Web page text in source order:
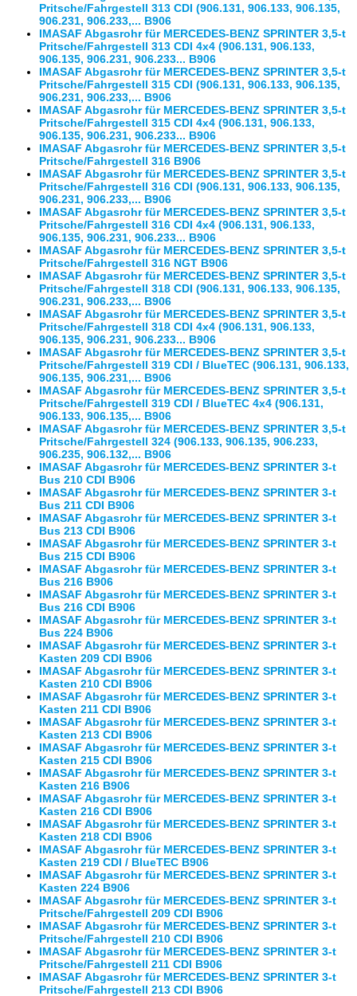
Pritsche/Fahrgestell 313 CDI (906.131, 906.133, 906.135,
906.231, 906.233,... B906
IMASAF Abgasrohr für MERCEDES-BENZ SPRINTER 3,5-t
Pritsche/Fahrgestell 313 CDI 4x4 (906.131, 906.133,
906.135, 906.231, 906.233... B906
IMASAF Abgasrohr für MERCEDES-BENZ SPRINTER 3,5-t
Pritsche/Fahrgestell 315 CDI (906.131, 906.133, 906.135,
906.231, 906.233,... B906
IMASAF Abgasrohr für MERCEDES-BENZ SPRINTER 3,5-t
Pritsche/Fahrgestell 315 CDI 4x4 (906.131, 906.133,
906.135, 906.231, 906.233... B906
IMASAF Abgasrohr für MERCEDES-BENZ SPRINTER 3,5-t
Pritsche/Fahrgestell 316 B906
IMASAF Abgasrohr für MERCEDES-BENZ SPRINTER 3,5-t
Pritsche/Fahrgestell 316 CDI (906.131, 906.133, 906.135,
906.231, 906.233,... B906
IMASAF Abgasrohr für MERCEDES-BENZ SPRINTER 3,5-t
Pritsche/Fahrgestell 316 CDI 4x4 (906.131, 906.133,
906.135, 906.231, 906.233... B906
IMASAF Abgasrohr für MERCEDES-BENZ SPRINTER 3,5-t
Pritsche/Fahrgestell 316 NGT B906
IMASAF Abgasrohr für MERCEDES-BENZ SPRINTER 3,5-t
Pritsche/Fahrgestell 318 CDI (906.131, 906.133, 906.135,
906.231, 906.233,... B906
IMASAF Abgasrohr für MERCEDES-BENZ SPRINTER 3,5-t
Pritsche/Fahrgestell 318 CDI 4x4 (906.131, 906.133,
906.135, 906.231, 906.233... B906
IMASAF Abgasrohr für MERCEDES-BENZ SPRINTER 3,5-t
Pritsche/Fahrgestell 319 CDI / BlueTEC (906.131, 906.133,
906.135, 906.231,... B906
IMASAF Abgasrohr für MERCEDES-BENZ SPRINTER 3,5-t
Pritsche/Fahrgestell 319 CDI / BlueTEC 4x4 (906.131,
906.133, 906.135,... B906
IMASAF Abgasrohr für MERCEDES-BENZ SPRINTER 3,5-t
Pritsche/Fahrgestell 324 (906.133, 906.135, 906.233,
906.235, 906.132,... B906
IMASAF Abgasrohr für MERCEDES-BENZ SPRINTER 3-t
Bus 210 CDI B906
IMASAF Abgasrohr für MERCEDES-BENZ SPRINTER 3-t
Bus 211 CDI B906
IMASAF Abgasrohr für MERCEDES-BENZ SPRINTER 3-t
Bus 213 CDI B906
IMASAF Abgasrohr für MERCEDES-BENZ SPRINTER 3-t
Bus 215 CDI B906
IMASAF Abgasrohr für MERCEDES-BENZ SPRINTER 3-t
Bus 216 B906
IMASAF Abgasrohr für MERCEDES-BENZ SPRINTER 3-t
Bus 216 CDI B906
IMASAF Abgasrohr für MERCEDES-BENZ SPRINTER 3-t
Bus 224 B906
IMASAF Abgasrohr für MERCEDES-BENZ SPRINTER 3-t
Kasten 209 CDI B906
IMASAF Abgasrohr für MERCEDES-BENZ SPRINTER 3-t
Kasten 210 CDI B906
IMASAF Abgasrohr für MERCEDES-BENZ SPRINTER 3-t
Kasten 211 CDI B906
IMASAF Abgasrohr für MERCEDES-BENZ SPRINTER 3-t
Kasten 213 CDI B906
IMASAF Abgasrohr für MERCEDES-BENZ SPRINTER 3-t
Kasten 215 CDI B906
IMASAF Abgasrohr für MERCEDES-BENZ SPRINTER 3-t
Kasten 216 B906
IMASAF Abgasrohr für MERCEDES-BENZ SPRINTER 3-t
Kasten 216 CDI B906
IMASAF Abgasrohr für MERCEDES-BENZ SPRINTER 3-t
Kasten 218 CDI B906
IMASAF Abgasrohr für MERCEDES-BENZ SPRINTER 3-t
Kasten 219 CDI / BlueTEC B906
IMASAF Abgasrohr für MERCEDES-BENZ SPRINTER 3-t
Kasten 224 B906
IMASAF Abgasrohr für MERCEDES-BENZ SPRINTER 3-t
Pritsche/Fahrgestell 209 CDI B906
IMASAF Abgasrohr für MERCEDES-BENZ SPRINTER 3-t
Pritsche/Fahrgestell 210 CDI B906
IMASAF Abgasrohr für MERCEDES-BENZ SPRINTER 3-t
Pritsche/Fahrgestell 211 CDI B906
IMASAF Abgasrohr für MERCEDES-BENZ SPRINTER 3-t
Pritsche/Fahrgestell 213 CDI B906